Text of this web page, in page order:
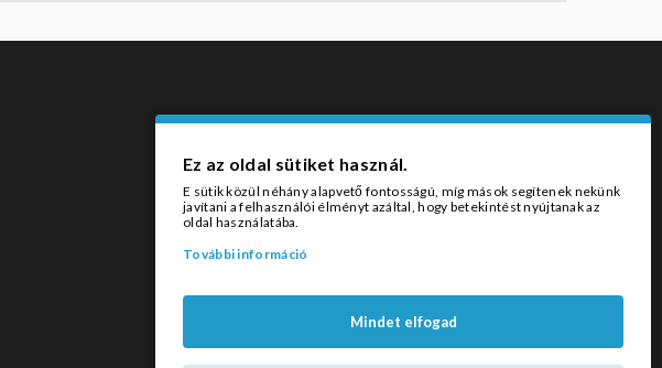
Ez az oldal sütiket használ.
E sütik közül néhány alapvető fontosságú, míg mások segítenek nekünk
javítani a felhasználói élményt azáltal, hogy betekintést nyújtanak az
oldal használatába.
További információ
Mindet elfogad